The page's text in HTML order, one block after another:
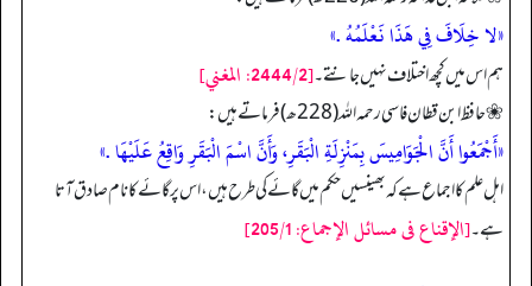
«لا خِلَافَ فِي هَذَا نَعْلَمُهُ .»
ہم اس میں کچھ اختلاف نہیں جانتے۔[2444/2: المغني]
❀ حافظ ابن قطان فاسی رحمہ اللہ (228 ھ) فرماتے ہیں:
«أَجْمَعُوا أَنَّ الْجَوَامِيسَ بِمَنْزِلَةِ الْبَقَرِ، وَأَنَّ اسْمَ الْبَقَرِ وَاقِعُ عَلَيْهَا .»
اہل علم کا اجماع ہے کہ بھینسیں حکم میں گائے کی طرح ہیں، اس پر گائے کا نام صادق آتا
ہے۔[الإقناع فى مسائل الإجماع: 205/1]